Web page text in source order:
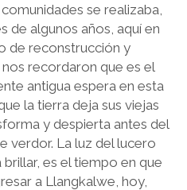
se realizaba,
de algunos años, aquí en
de reconstrucción y
recordaron que es el
antigua espera en esta
la tierra deja sus viejas
y despierta antes del
verdor. La luz del lucero
es el tiempo en que
a Llangkalwe, hoy,